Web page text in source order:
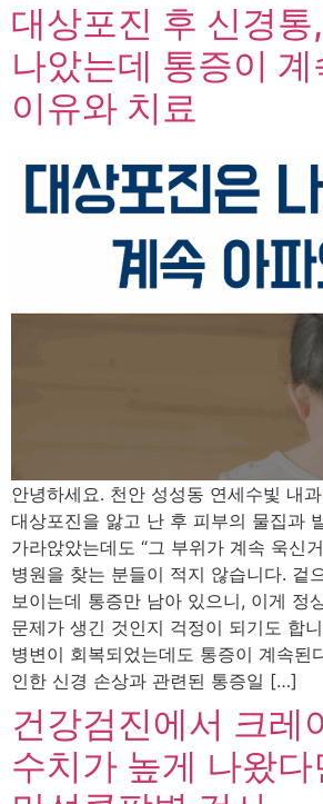
대상포진 후 신경통
나았는데 통증이 계
이유와 치료
안녕하세요. 천안 성성동 연세수빛 내
대상포진을 앓고 난 후 피부의 물집과
가라앉았는데도 “그 부위가 계속 욱신
병원을 찾는 분들이 적지 않습니다. 겉
보이는데 통증만 남아 있으니, 이게 정
문제가 생긴 것인지 걱정이 되기도 합
병변이 회복되었는데도 통증이 계속된
인한 신경 손상과 관련된 통증일 […]
건강검진에서 크레
수치가 높게 나왔